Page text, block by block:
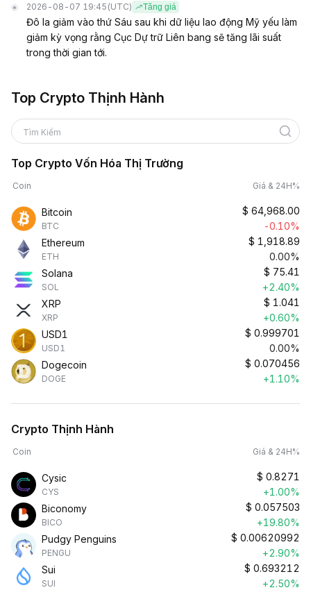
2026-08-07 19:45 (UTC) Tăng giá
Đô la giảm vào thứ Sáu sau khi dữ liệu lao động Mỹ yếu làm
giảm kỳ vọng rằng Cục Dự trữ Liên bang sẽ tăng lãi suất
trong thời gian tới.
Top Crypto Thịnh Hành
Tìm Kiếm
Top Crypto Vốn Hóa Thị Trường
Coin Giá & 24H%
Bitcoin
BTC
$ 64,968.00
-0.10%
Ethereum
ETH
$ 1,918.89
0.00%
Solana
SOL
$ 75.41
+2.40%
XRP
XRP
$ 1.041
+0.60%
USD1
USD1
$ 0.999701
0.00%
Dogecoin
DOGE
$ 0.070456
+1.10%
Crypto Thịnh Hành
Coin Giá & 24H%
Cysic
CYS
$ 0.8271
+1.00%
Biconomy
BICO
$ 0.057503
+19.80%
Pudgy Penguins
PENGU
$ 0.00620992
+2.90%
Sui
SUI
$ 0.693212
+2.50%